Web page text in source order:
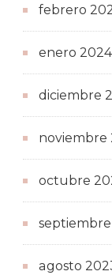
febrero
enero 2024
diciembre
noviembre
octubre
agosto